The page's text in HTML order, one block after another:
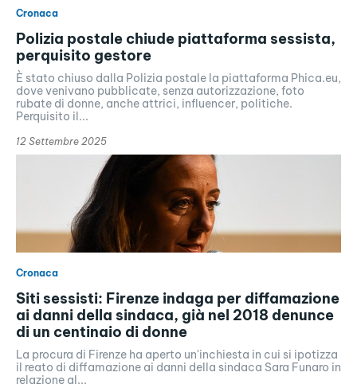
Cronaca
Polizia postale chiude piattaforma sessista,
perquisito gestore
È stato chiuso dalla Polizia postale la piattaforma Phica.eu,
dove venivano pubblicate, senza autorizzazione, foto
rubate di donne, anche attrici, influencer, politiche.
Perquisito il...
12 Settembre 2025
Cronaca
Siti sessisti: Firenze indaga per diffamazione
ai danni della sindaca, già nel 2018 denunce
di un centinaio di donne
La procura di Firenze ha aperto un'inchiesta in cui si ipotizza
il reato di diffamazione ai danni della sindaca Sara Funaro in
relazione al...